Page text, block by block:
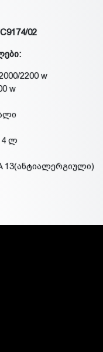
02
:
2200 w
w
4 ლ
13(ანტიალერგიული)